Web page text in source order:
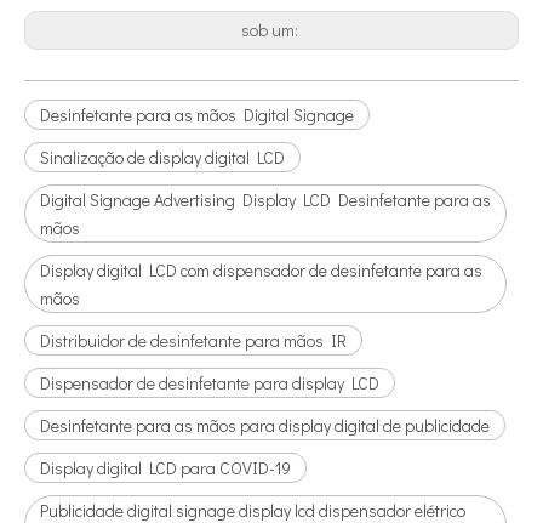
sob um:
Desinfetante para as mãos Digital Signage
Sinalização de display digital LCD
Digital Signage Advertising Display LCD Desinfetante para as
mãos
Display digital LCD com dispensador de desinfetante para as
mãos
Distribuidor de desinfetante para mãos IR
Dispensador de desinfetante para display LCD
Desinfetante para as mãos para display digital de publicidade
Display digital LCD para COVID-19
Publicidade digital signage display lcd dispensador elétrico